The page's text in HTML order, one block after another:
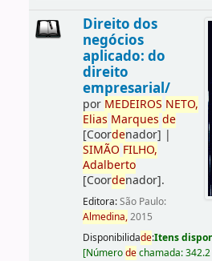
Direito dos
negócios
aplicado: do
direito
empresarial/
por MEDEIROS NETO,
Elias Marques de
[Coordenador] |
SIMÃO FILHO,
Adalberto
[Coordenador].
Editora:São Paulo:
Almedina,2015
Disponibilidade:Itens
[Númerodechamada: